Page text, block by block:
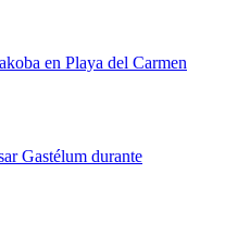
en Playa del Carmen
Gastélum durante